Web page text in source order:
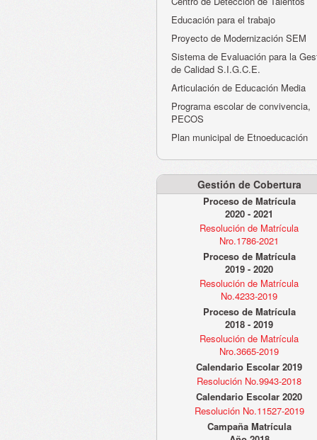
Educación para el trabajo
Proyecto de Modernización SEM
Sistema de Evaluación para la
de Calidad S.I.G.C.E.
Articulación de Educación Media
Programa escolar de convivencia,
PECOS
Plan municipal de Etnoeducación
Gestión de Cobertura
Proceso de Matrícula
2020 - 2021
Resolución de Matrícula
Nro.1786-2021
Proceso de Matrícula
2019 - 2020
Resolución de Matrícula
No.4233-2019
Proceso de Matrícula
2018 - 2019
Resolución de Matrícula
Nro.3665-2019
Calendario Escolar 2019
Resolución No.9943-2018
Calendario Escolar 2020
Resolución No.11527-2019
Campaña Matrícula